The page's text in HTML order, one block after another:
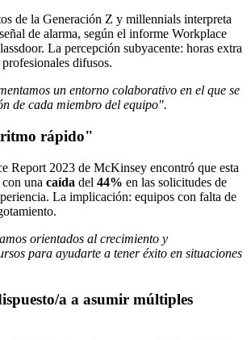
de la Generación Z y millennials interpreta
de alarma, según el informe Workplace
La percepción subyacente: horas extra
difusos.
un entorno colaborativo en el que se
de cada miembro del equipo".
rápido"
Report 2023 de McKinsey encontró que esta
una caída del 44% en las solicitudes de
La implicación: equipos con falta de
orientados al crecimiento y
para ayudarte a tener éxito en situaciones
a a asumir múltiples